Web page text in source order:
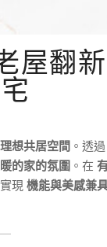
屋翻
想共居空間 。透過
的家的氛圍 。在
現機能與美感兼